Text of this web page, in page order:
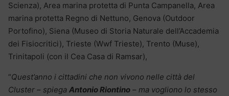
Scienza), Area marina protetta di Punta Campanella, Area
marina protetta Regno di Nettuno, Genova (Outdoor
Portofino), Siena (Museo di Storia Naturale dell’Accademia
dei Fisiocritici), Trieste (Wwf Trieste), Trento (Muse),
Trinitapoli (con il Cea Casa di Ramsar),
“Quest’anno i cittadini che non vivono nelle città del
Cluster – spiega Antonio Riontino – ma vogliono lo stesso